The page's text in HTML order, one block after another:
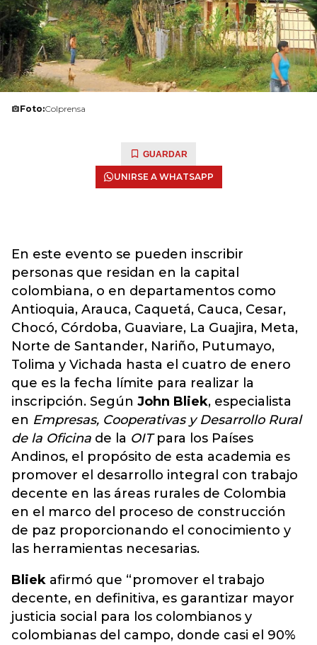
Foto:Colprensa
GUARDAR
UNIRSE A WHATSAPP
En este evento se pueden inscribir
personas que residan en la capital
colombiana, o en departamentos como
Antioquia, Arauca, Caquetá, Cauca, Cesar,
Chocó, Córdoba, Guaviare, La Guajira, Meta,
Norte de Santander, Nariño, Putumayo,
Tolima y Vichada hasta el cuatro de enero
que es la fecha límite para realizar la
inscripción. Según John Bliek, especialista
en Empresas, Cooperativas y Desarrollo Rural
de la Oficina de la OITpara los Países
Andinos, el propósito de esta academia es
promover el desarrollo integral con trabajo
decente en las áreas rurales de Colombia
en el marco del proceso de construcción
de paz proporcionando el conocimiento y
las herramientas necesarias.
Bliek afirmó que “promover el trabajo
decente, en definitiva, es garantizar mayor
justicia social para los colombianos y
colombianas del campo, donde casi el 90%